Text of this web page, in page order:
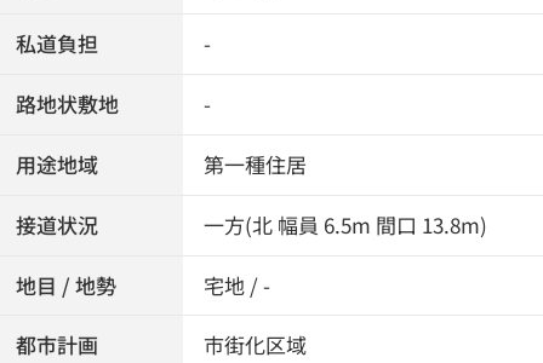
私道負担 -
路地状敷地 -
用途地域 第一種住居
接道状況 一方(北 幅員 6.5m 間口 13.8m)
地目 / 地勢 宅地 / -
都市計画 市街化区域